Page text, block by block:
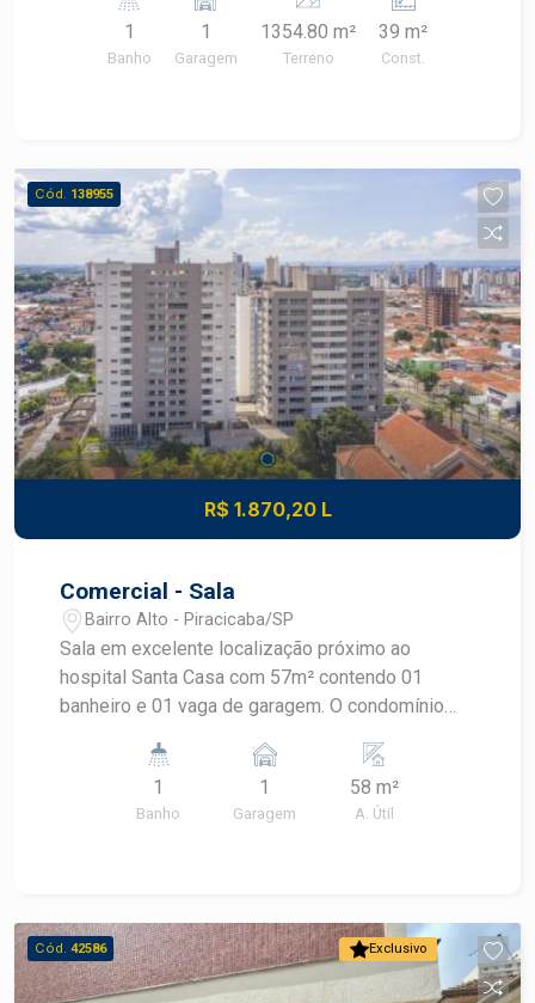
Show, Cartório.
1
Banho
1
Garagem
1354.80 m²
Terreno
39 m²
Const.
Cód. 138955
R$ 1.870,20 L
Comercial - Sala
Bairro Alto - Piracicaba/SP
Sala em excelente localização próximo ao
hospital Santa Casa com 57m² contendo 01
banheiro e 01 vaga de garagem. O condomínio
02 elevadores sociais e outro com dimensões
para maca, auditório, cafeteria, mall com espaço
para várias lojas e sistema de vallet!
1
Banho
1
Garagem
58 m²
A. Útil
Exclusivo
Cód. 42586